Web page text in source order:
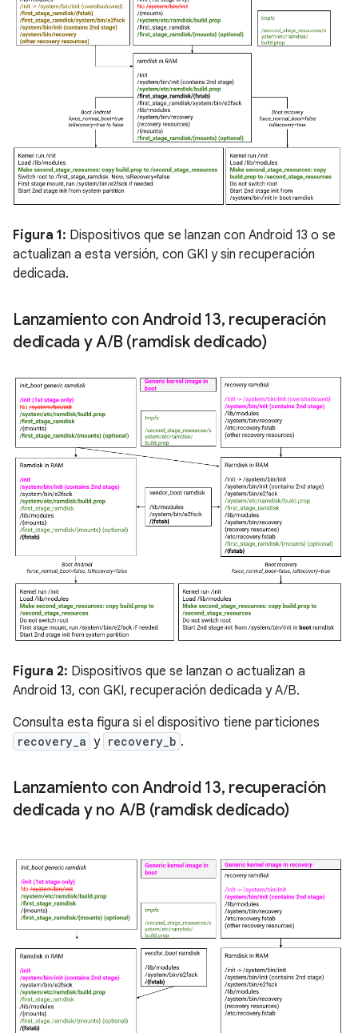
Figura 1: Dispositivos que se lanzan con Android 13 o se
actualizan a esta versión, con GKI y sin recuperación
dedicada.
Lanzamiento con Android 13, recuperación
dedicada y A/B (ramdisk dedicado)
Figura 2: Dispositivos que se lanzan o actualizan a
Android 13, con GKI, recuperación dedicada y A/B.
Consulta esta figura si el dispositivo tiene particiones
recovery_a y recovery_b .
Lanzamiento con Android 13, recuperación
dedicada y no A/B (ramdisk dedicado)